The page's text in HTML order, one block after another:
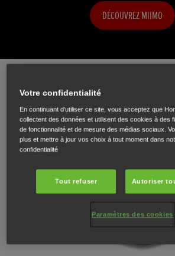
DÉCOUVREZ MIIMO
DÉCOUVRIR LES TONDEUSES À
DÉCOUVREZ MIIMO
Votre confidentialité
En continuant d'utiliser ce site, vous acceptez que
collectent des données et utilisent des cookies à des
de fonctionnalité et de mesure des médias sociaux.
plus et mettre à jour vos choix à tout moment dans
confidentialité
Tout refuser Autoriser
Paramètres des cookies